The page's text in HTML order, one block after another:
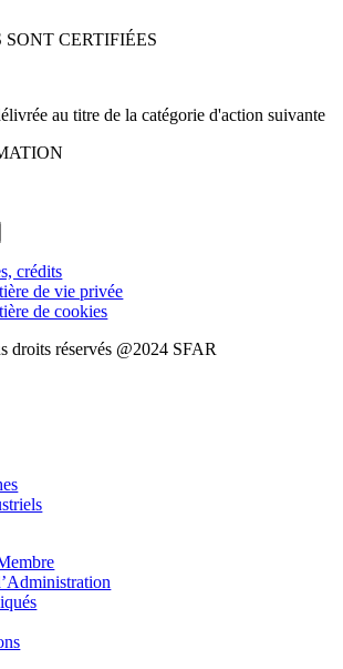
CERTIFIÉES
au titre de la catégorie d'action suivante
crédits
de vie privée
de cookies
droits réservés @2024 SFAR